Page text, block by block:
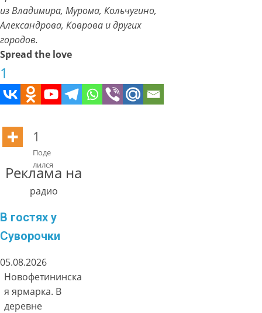
из Владимира, Мурома, Кольчугино,
Александрова, Коврова и других
городов.
Spread the love
1
1
Поде
лился
Реклама на
радио
В гостях у
Суворочки
05.08.2026
Новофетининска
я ярмарка. В
деревне